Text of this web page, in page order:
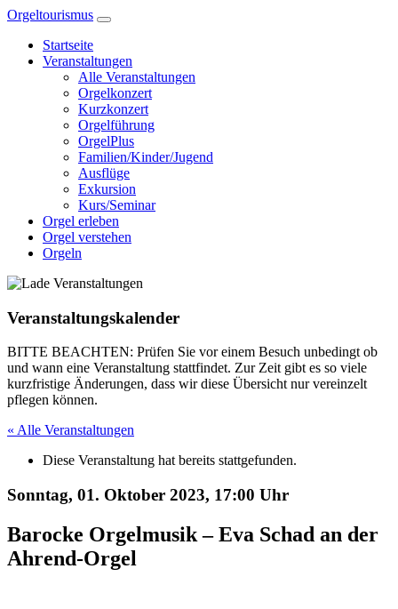
Zum
springen
Orgeltourismus
Startseite
Veranstaltungen
Alle Veranstaltungen
Orgelkonzert
Kurzkonzert
Orgelführung
OrgelPlus
Familien/Kinder/Jugend
Ausflüge
Exkursion
Kurs/Seminar
Orgel erleben
Orgel verstehen
Orgeln
Veranstaltungskalender
BITTE BEACHTEN: Prüfen Sie vor einem Besuch unbedingt ob
und wann eine Veranstaltung stattfindet. Zur Zeit gibt es so viele
kurzfristige Änderungen, dass wir diese Übersicht nur vereinzelt
pflegen können.
« Alle Veranstaltungen
Diese Veranstaltung hat bereits stattgefunden.
Sonntag, 01. Oktober 2023, 17:00 Uhr
Barocke Orgelmusik – Eva Schad an der
Ahrend-Orgel